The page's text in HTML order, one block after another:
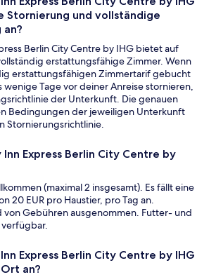
Stornierung und vollständige
an?
Berlin City Centre by IHG bietet auf
erstattungsfähige Zimmer. Wenn
erstattungsfähigen Zimmertarif gebucht
wenige Tage vor deiner Anreise stornieren,
der Unterkunft. Die genauen
Bedingungen der jeweiligen Unterkunft
Stornierungsrichtlinie.
Inn Express Berlin City Centre by
(maximal 2 insgesamt). Es fällt eine
20 EUR pro Haustier, pro Tag an.
von Gebühren ausgenommen. Futter- und
Express Berlin City Centre by IHG
an?